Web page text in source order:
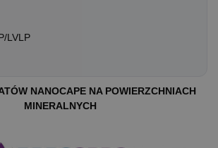
LVLP
NANOCAPE NA POWIERZCHNIACH
MINERALNYCH